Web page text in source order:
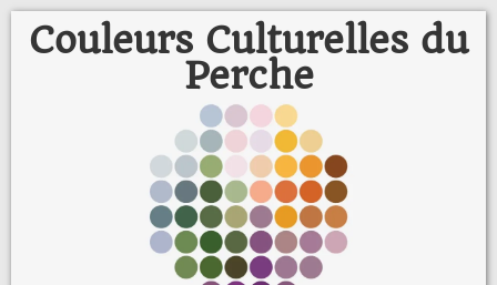
Couleurs Culturelles du
Perche